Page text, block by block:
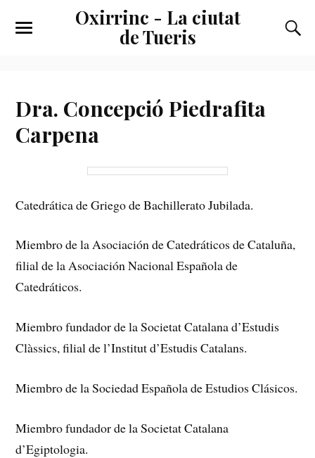
Oxirrinc - La ciutat
de Tueris
Dra. Concepció Piedrafita
Carpena
Catedrática de Griego de Bachillerato Jubilada.
Miembro de la Asociación de Catedráticos de Cataluña,
filial de la Asociación Nacional Española de
Catedráticos.
Miembro fundador de la Societat Catalana d’Estudis
Clàssics, filial de l’Institut d’Estudis Catalans.
Miembro de la Sociedad Española de Estudios Clásicos.
Miembro fundador de la Societat Catalana
d’Egiptologia.